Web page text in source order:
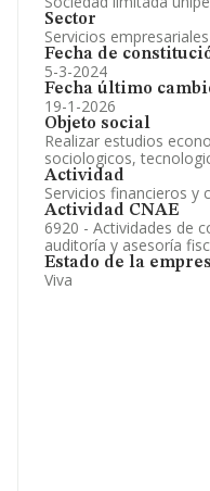
Sector
Servicios empresariales
Fecha de
5-3-2024
Fecha último
19-1-2026
Objeto social
Realizar estudios
sociologicos,
Actividad
Servicios financieros y
Actividad CNAE
6920 - Actividades de
auditoría y asesoría
Estado de la
Viva